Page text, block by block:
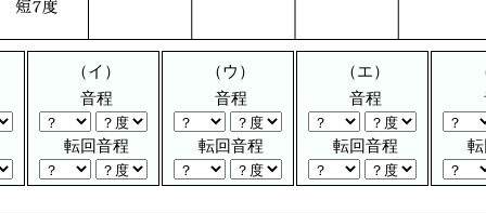
（イ）
音程
転回音程
（ウ）
音程
転回音程
（エ）
音程
転回音程